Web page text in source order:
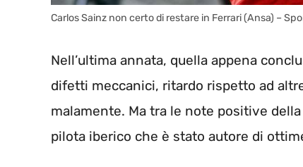
Carlos Sainz non certo di restare in Ferrari (Ansa) –
Nell’ultima annata, quella appena
difetti meccanici, ritardo rispetto ad
malamente. Ma tra le note positive
pilota iberico che è stato autore di